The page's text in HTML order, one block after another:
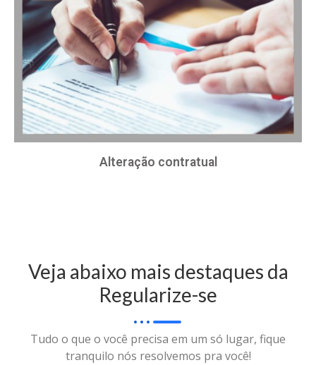
Alteração contratual
Veja abaixo mais destaques da
Regularize-se
Tudo o que o você precisa em um só lugar, fique
tranquilo nós resolvemos pra você!